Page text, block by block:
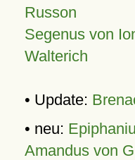
Russon
Segenus von
Walterich
• Update:
• neu:
Amandus von